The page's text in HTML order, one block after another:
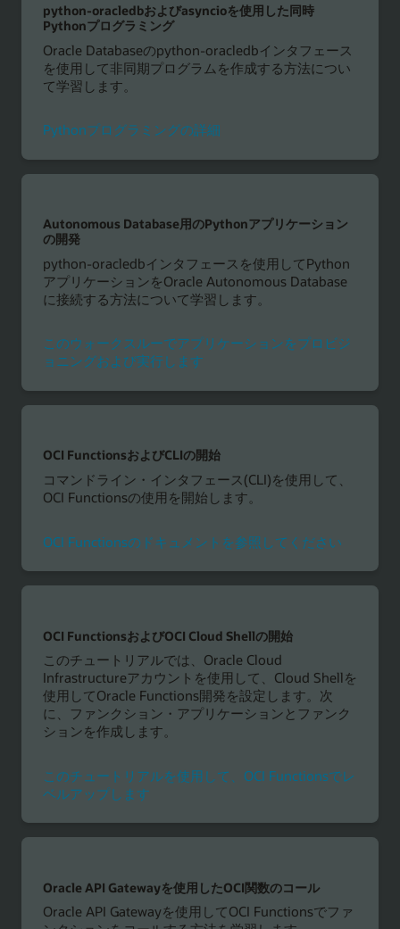
python-oracledbおよびasyncioを使用した同時
Pythonプログラミング
Oracle Databaseのpython-oracledbインタフェース
を使用して非同期プログラムを作成する方法につい
て学習します。
Pythonプログラミングの詳細
Autonomous Database用のPythonアプリケーション
の開発
python-oracledbインタフェースを使用してPython
アプリケーションをOracle Autonomous Database
に接続する方法について学習します。
このウォークスルーでアプリケーションをプロビジ
ョニングおよび実行します
OCI FunctionsおよびCLIの開始
コマンドライン・インタフェース(CLI)を使用して、
OCI Functionsの使用を開始します。
OCI Functionsのドキュメントを参照してください
OCI FunctionsおよびOCI Cloud Shellの開始
このチュートリアルでは、Oracle Cloud
Infrastructureアカウントを使用して、Cloud Shellを
使用してOracle Functions開発を設定します。次
に、ファンクション・アプリケーションとファンク
ションを作成します。
このチュートリアルを使用して、OCI Functionsでレ
ベルアップします
Oracle API Gatewayを使用したOCI関数のコール
Oracle API Gatewayを使用してOCI Functionsでファ